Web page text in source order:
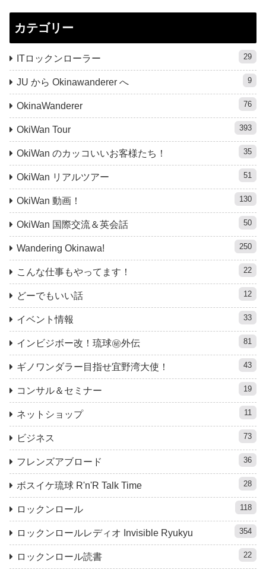
カテゴリー
ITロックンローラー 29
JU から Okinawanderer へ 9
OkinaWanderer 76
OkiWan Tour 393
OkiWan のカッコいいお客様たち！ 35
OkiWan リアルツアー 51
OkiWan 動画！ 130
OkiWan 国際交流＆英会話 50
Wandering Okinawa! 250
こんな仕事もやってます！ 22
どーでもいい話 12
イベント情報 33
インビジボー改！琉球㊙︎外伝 81
ギノワンダラー目指せ宜野湾大使！ 43
コンサル＆セミナー 19
ネットショップ 11
ビジネス 73
フレンズアブロード 36
ボスイケ琉球 R'n'R Talk Time 28
ロックンロール 118
ロックンロールレディオ Invisible Ryukyu 354
ロックンロール読書 22